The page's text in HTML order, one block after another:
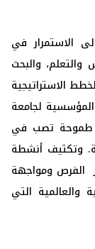
الاستمرار في
والبحث
الاستراتيجية
لجامعة
طموحة تصب في
وتكثيف أنشطة
الفرص ومواجهة
والعالمية التي